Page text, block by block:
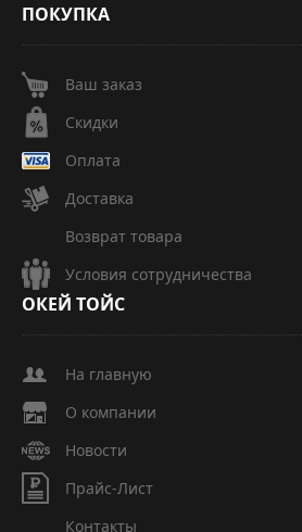
ПОКУПКА
Ваш заказ
Скидки
Оплата
Доставка
Возврат товара
Условия сотрудничества
ОКЕЙ ТОЙС
На главную
О компании
Новости
Прайс-Лист
Контакты